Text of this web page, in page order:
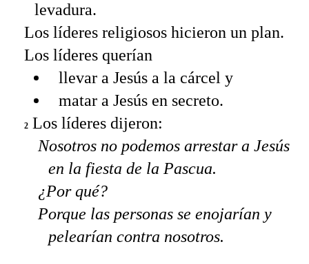
levadura.
Los líderes religiosos hicieron un plan.
Los líderes querían
llevar a Jesús a la cárcel y
matar a Jesús en secreto.
2 Los líderes dijeron:
Nosotros no podemos arrestar a Jesús
en la fiesta de la Pascua.
¿Por qué?
Porque las personas se enojarían y
pelearían contra nosotros.